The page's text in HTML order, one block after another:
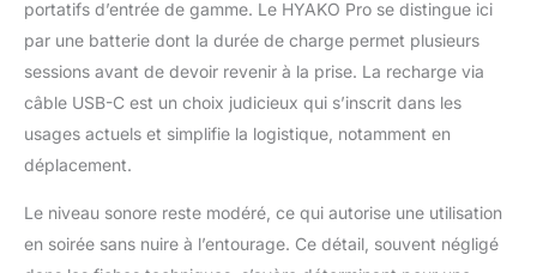
portatifs d’entrée de gamme. Le HYAKO Pro se distingue ici
par une batterie dont la durée de charge permet plusieurs
sessions avant de devoir revenir à la prise. La recharge via
câble USB-C est un choix judicieux qui s’inscrit dans les
usages actuels et simplifie la logistique, notamment en
déplacement.
Le niveau sonore reste modéré, ce qui autorise une utilisation
en soirée sans nuire à l’entourage. Ce détail, souvent négligé